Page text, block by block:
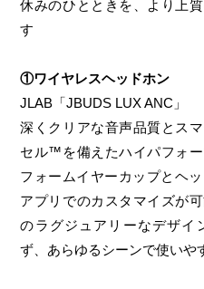
休みのひとときを、より上
す
①ワイヤレスヘッドホン
JLAB「JBUDS LUX ANC」
深くクリアな音声品質とス
セル™を備えたハイパフォ
フォームイヤーカップとヘ
アプリでのカスタマイズが
のラグジュアリーなデザイ
ず、あらゆるシーンで使いや